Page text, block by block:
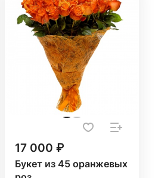
17 000 ₽
Букет из 45 оранжевых